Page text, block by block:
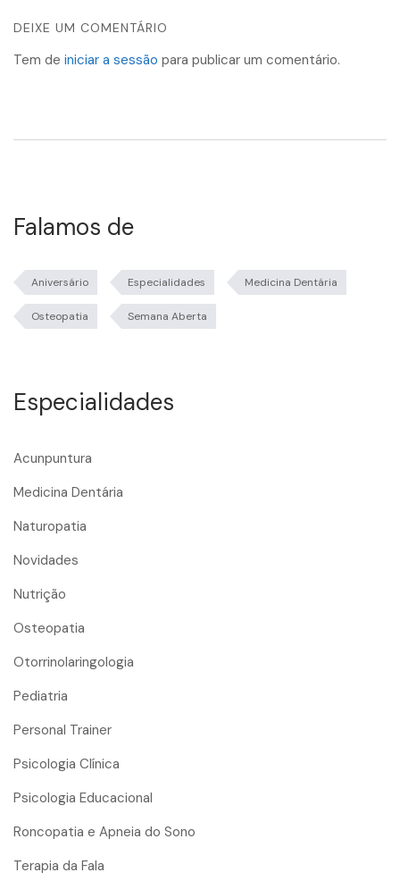
DEIXE UM COMENTÁRIO
Tem de iniciar a sessão para publicar um comentário.
Falamos de
Aniversário Especialidades Medicina Dentária
Osteopatia Semana Aberta
Especialidades
Acunpuntura
Medicina Dentária
Naturopatia
Novidades
Nutrição
Osteopatia
Otorrinolaringologia
Pediatria
Personal Trainer
Psicologia Clínica
Psicologia Educacional
Roncopatia e Apneia do Sono
Terapia da Fala